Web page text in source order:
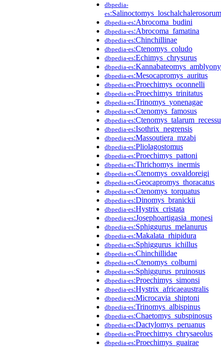
dbpedia-
es:Salinoctomys_loschalchalerosorum
dbpedia-es:Abrocoma_budini
dbpedia-es:Abrocoma_famatina
dbpedia-es:Chinchillinae
dbpedia-es:Ctenomys_coludo
dbpedia-es:Echimys_chrysurus
dbpedia-es
dbpedia-es:Mesocapromys_auritus
dbpedia-es:Proechimys_oconnelli
dbpedia-es:Proechimys_trinitatus
dbpedia-es:Trinomys_yonenagae
dbpedia-es:Ctenomys_famosus
dbpedia-es
dbpedia-es:Isothrix_negrensis
dbpedia-es:Massoutiera_mzabi
dbpedia-es:Pliolagostomus
dbpedia-es:Proechimys_pattoni
dbpedia-es:Thrichomys_inermis
dbpedia-es:Ctenomys_osvaldoreigi
dbpedia-es:Geocapromys_thoracatus
dbpedia-es:Ctenomys_torquatus
dbpedia-es:Dinomys_branickii
dbpedia-es:Hystrix_cristata
dbpedia-es:Josephoartigasia_monesi
dbpedia-es:Sphiggurus_melanurus
dbpedia-es:Makalata_rhipidura
dbpedia-es:Sphiggurus_ichillus
dbpedia-es:Chinchillidae
dbpedia-es:Ctenomys_colburni
dbpedia-es:Sphiggurus_pruinosus
dbpedia-es:Proechimys_simonsi
dbpedia-es:Hystrix_africaeaustralis
dbpedia-es:Microcavia_shiptoni
dbpedia-es:Trinomys_albispinus
dbpedia-es:Chaetomys_subspinosus
dbpedia-es:Dactylomys_peruanus
dbpedia-es:Proechimys_chrysaeolus
dbpedia-es:Proechimys_guairae